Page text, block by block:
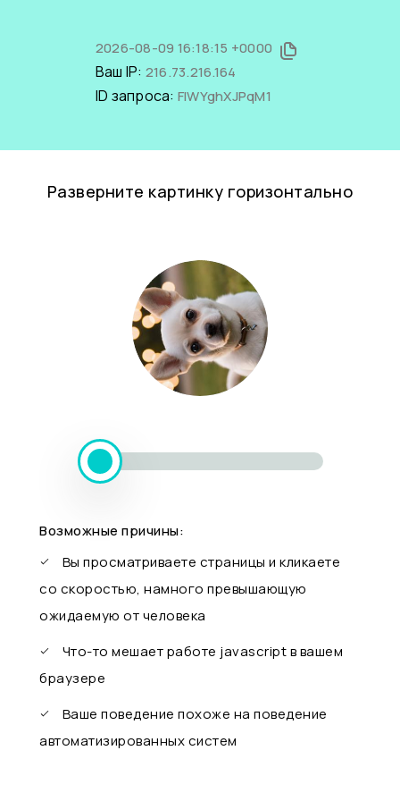
2026-08-09 16:18:15 +0000
Ваш IP: 216.73.216.164
ID запроса: FIWYghXJPqM1
Разверните картинку горизонтально
Возможные причины:
Вы просматриваете страницы и кликаете
со скоростью, намного превышающую
ожидаемую от человека
Что-то мешает работе javascript в вашем
браузере
Ваше поведение похоже на поведение
автоматизированных систем